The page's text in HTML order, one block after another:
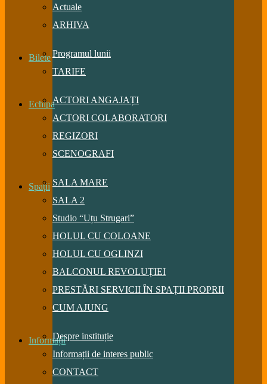
Actuale
ARHIVA
BileteProgramul lunii
TARIFE
EchipaACTORI ANGAJAȚI
ACTORI COLABORATORI
REGIZORI
SCENOGRAFI
Spații SALA MARE
SALA 2
Studio “Uțu Strugari”
HOLUL CU COLOANE
HOLUL CU OGLINZI
BALCONUL REVOLUȚIEI
PRESTĂRI SERVICII ÎN SPAȚII PROPRII
CUM AJUNG
InformațiiDespre instituție
Informații de interes public
CONTACT